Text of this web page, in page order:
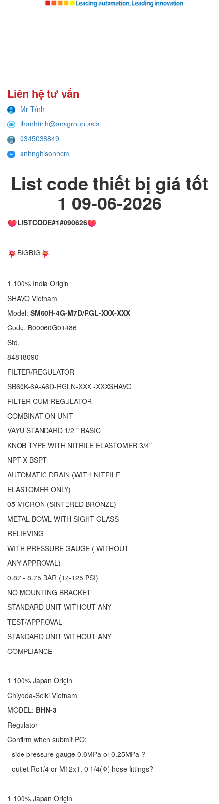
Liên hệ tư vấn
Mr Tính
thanhtinh@ansgroup.asia
0345038849
anhnghisonhcm
List code thiết bị giá tốt
1 09-06-2026
LISTCODE#1#090626
BIGBIG
1 100% India Origin
SHAVO Vietnam
Model: SM60H-4G-M7D/RGL-XXX-XXX
Code: B00060G01486
Std.
84818090
FILTER/REGULATOR
SB60K-6A-A6D-RGLN-XXX -XXXSHAVO
FILTER CUM REGULATOR
COMBINATION UNIT
VAYU STANDARD 1/2 " BASIC
KNOB TYPE WITH NITRILE ELASTOMER 3/4"
NPT X BSPT
AUTOMATIC DRAIN (WITH NITRILE
ELASTOMER ONLY)
05 MICRON (SINTERED BRONZE)
METAL BOWL WITH SIGHT GLASS
RELIEVING
WITH PRESSURE GAUGE ( WITHOUT
ANY APPROVAL)
0.87 - 8.75 BAR (12-125 PSI)
NO MOUNTING BRACKET
STANDARD UNIT WITHOUT ANY
TEST/APPROVAL
STANDARD UNIT WITHOUT ANY
COMPLIANCE
1 100% Japan Origin
Chiyoda-Seiki Vietnam
MODEL: BHN-3
Regulator
Confirm when submit PO:
- side pressure gauge 0.6MPa or 0.25MPa ?
- outlet Rc1/4 or M12x1, 0 1/4(Φ) hose fittings?
1 100% Japan Origin